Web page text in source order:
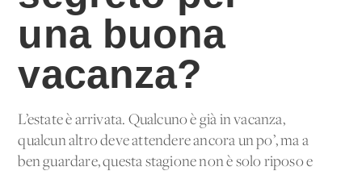
una buona
vacanza?
L’estate è arrivata. Qualcuno è già in vacanza,
qualcun altro deve attendere ancora un po’, ma a
ben guardare, questa stagione non è solo riposo e